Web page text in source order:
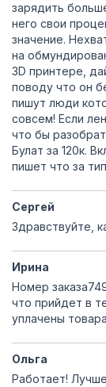
зарядить
него свои
значение.
на
3D принтере,
поводу что он
пишут люди
совсем! Если
что бы
Булат за 120к.
пишет что за
Сергей
Здравствуйте,
Ирина
Номер
что прийдет в
уплачены
Ольга
Работает!